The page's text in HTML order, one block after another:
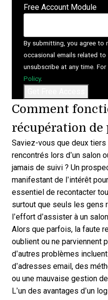
Free Account Module
By submitting, you agree to
occasional emails related to
unsubscribe at any time.
Policy.
Comment
récupération de
Saviez-vous que deux
rencontrés lors d’un salon
jamais de suivi ? Un
manifestant de l’intérêt
essentiel de recontacter
surtout que seuls les gens
l’effort d’assister à un
Alors que parfois, la faute
oublient ou ne parviennent
d’autres problèmes
d’adresses email, des
ou une mauvaise gestion
L’un des avantages d’un